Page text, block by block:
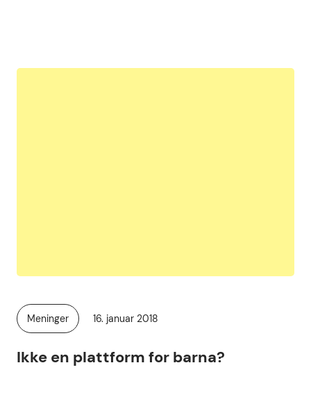
Ikke en plattform for barna?
Kategori:
Meninger Publisert
16. januar 2018